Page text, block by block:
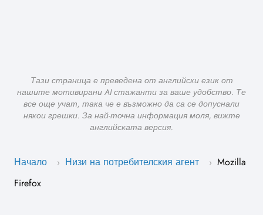
Тази страница е преведена от английски език от
нашите мотивирани AI стажанти за ваше удобство. Те
все още учат, така че е възможно да са се допуснали
някои грешки. За най-точна информация моля, вижте
английската версия.
Начало › Низи на потребителския агент › Mozilla
Firefox